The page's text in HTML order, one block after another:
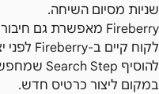
שניות מסיום השיחה.
במקום ליצור כרטיס חדש.